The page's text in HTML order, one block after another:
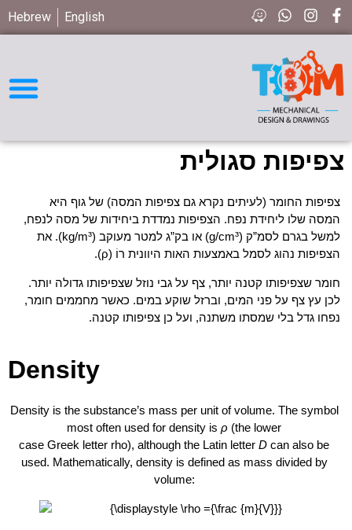
English
Hebrew
צפיפות סגולית
צפיפות החומר (לעיתים נקרא גם צפיפות המסה) של גוף היא
המסה שלו ליחידת נפח. הצפיפות נמדדת ביחידות של מסה לנפח,
למשל בגרם לסמ”ק (g/cm³) או בק”ג למטר מעוקב (kg/m³). את
הצפיפות נהוג לסמל באמצעות האות היוונית רוֹ (ρ).
חומר שצפיפותו קטנה יותר, צף על גבי נוזל שצפיפותו גדולה יותר.
לכן עץ צף על פני המים, וברזל שוקע במים. כאשר מחממים חומר,
נפחו גדל בלי שמסתו משתנה, ועל כן צפיפותו קטנה.
Density
Density is the substance’s mass per unit of volume. The symbol
most often used for density is ρ (the lower
case Greek letter rho), although the Latin letter D can also be
used. Mathematically, density is defined as mass divided by
volume: